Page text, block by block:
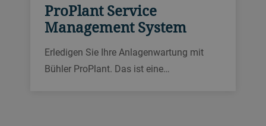
ProPlant Service
Management System
Erledigen Sie Ihre Anlagenwartung mit
Bühler ProPlant. Das ist eine